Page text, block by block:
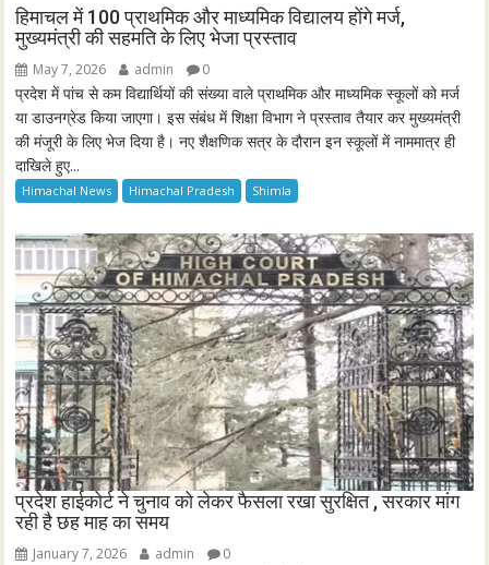
हिमाचल में 100 प्राथमिक और माध्यमिक विद्यालय होंगे मर्ज,
मुख्यमंत्री की सहमति के लिए भेजा प्रस्ताव
May 7, 2026 admin 0
प्रदेश में पांच से कम विद्यार्थियों की संख्या वाले प्राथमिक और माध्यमिक स्कूलों को मर्ज
या डाउनग्रेड किया जाएगा। इस संबंध में शिक्षा विभाग ने प्रस्ताव तैयार कर मुख्यमंत्री
की मंजूरी के लिए भेज दिया है। नए शैक्षणिक सत्र के दौरान इन स्कूलों में नाममात्र ही
दाखिले हुए...
Himachal News Himachal Pradesh Shimla
प्रदेश हाईकोर्ट ने चुनाव को लेकर फैसला रखा सुरक्षित , सरकार मांग
रही है छह माह का समय
January 7, 2026 admin 0